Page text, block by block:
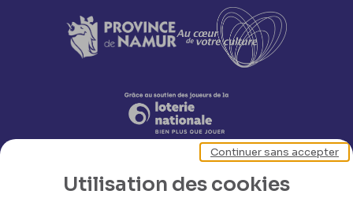
Utilisation des cookies
Continuer sans accepter